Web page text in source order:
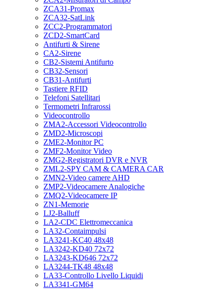
ZCA31-Promax
ZCA32-SatLink
ZCC2-Programmatori
ZCD2-SmartCard
Antifurti & Sirene
CA2-Sirene
CB2-Sistemi Antifurto
CB32-Sensori
CB31-Antifurti
Tastiere RFID
Telefoni Satellitari
Termometri Infrarossi
Videocontrollo
ZMA2-Accessori Videocontrollo
ZMD2-Microscopi
ZME2-Monitor PC
ZMF2-Monitor Video
ZMG2-Registratori DVR e NVR
ZML2-SPY CAM & CAMERA CAR
ZMN2-Video camere AHD
ZMP2-Videocamere Analogiche
ZMQ2-Videocamere IP
ZN1-Memorie
LJ2-Balluff
LA2-CDC Elettromeccanica
LA32-Contaimpulsi
LA3241-KC40 48x48
LA3242-KD40 72x72
LA3243-KD646 72x72
LA3244-TK48 48x48
LA33-Controllo Livello Liquidi
LA3341-GM64